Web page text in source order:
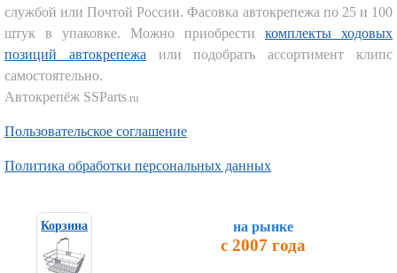
службой или Почтой России. Фасовка автокрепежа по 25 и 100
штук в упаковке. Можно приобрести комплекты ходовых
позиций автокрепежа или подобрать ассортимент клипс
самостоятельно.
Автокрепёж SSParts.ru
Пользовательское соглашение
Политика обработки персональных данных
Корзина на рынке
с 2007 года